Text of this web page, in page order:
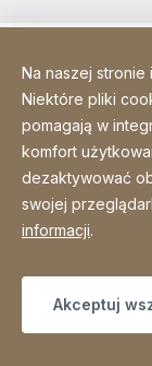
Site Web
[Website
Mapa strony
Na naszej
Niektóre pliki
pomagają w
komfort
dezaktywować
swojej
informacji.
Akceptuj